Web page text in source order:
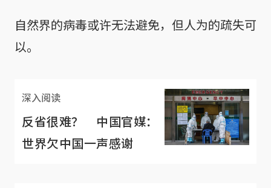
自然界的病毒或许无法避免，但人为的疏失可
以。
深入阅读
反省很难？ 中国官媒：
世界欠中国一声感谢